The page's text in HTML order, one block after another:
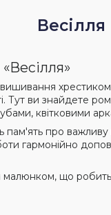
Весілля
Тут ви знайдете
квітковими
пам'ять про
гармонійно
малюнком, що